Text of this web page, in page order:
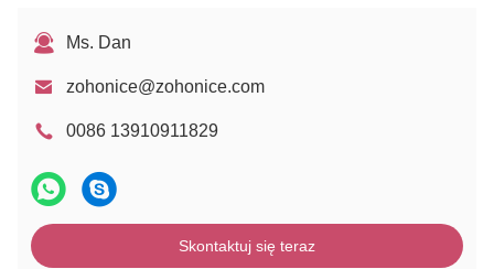
Ms. Dan
zohonice@zohonice.com
0086 13910911829
Skontaktuj się teraz